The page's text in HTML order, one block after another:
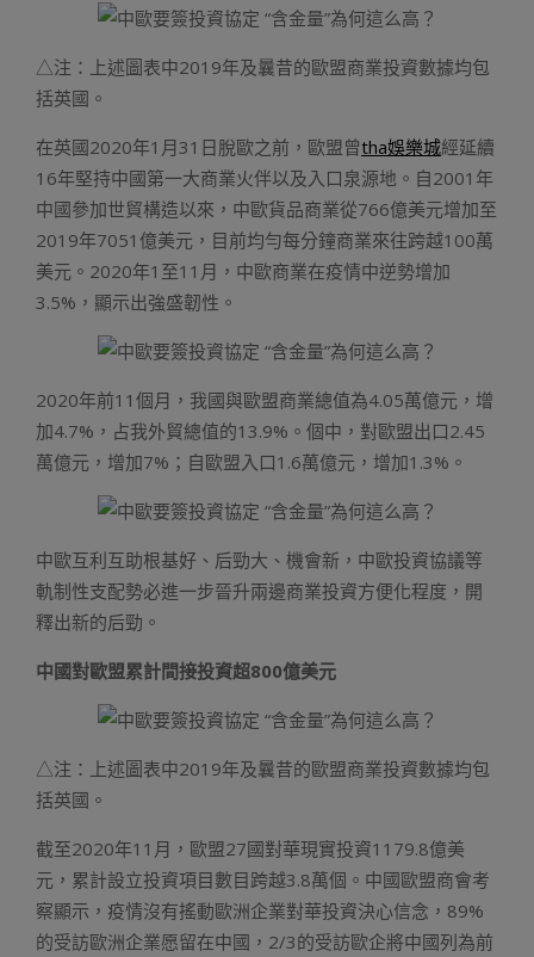
△注：上述圖表中2019年及曩昔的歐盟商業投資數據均包
括英國。
在英國2020年1月31日脫歐之前，歐盟曾tha娛樂城經延續
16年堅持中國第一大商業火伴以及入口泉源地。自2001年
中國參加世貿構造以來，中歐貨品商業從766億美元增加至
2019年7051億美元，目前均勻每分鐘商業來往跨越100萬
美元。2020年1至11月，中歐商業在疫情中逆勢增加
3.5%，顯示出強盛韌性。
2020年前11個月，我國與歐盟商業總值為4.05萬億元，增
加4.7%，占我外貿總值的13.9%。個中，對歐盟出口2.45
萬億元，增加7%；自歐盟入口1.6萬億元，增加1.3%。
中歐互利互助根基好、后勁大、機會新，中歐投資協議等
軌制性支配勢必進一步晉升兩邊商業投資方便化程度，開
釋出新的后勁。
中國對歐盟累計間接投資超800億美元
△注：上述圖表中2019年及曩昔的歐盟商業投資數據均包
括英國。
截至2020年11月，歐盟27國對華現實投資1179.8億美
元，累計設立投資項目數目跨越3.8萬個。中國歐盟商會考
察顯示，疫情沒有搖動歐洲企業對華投資決心信念，89%
的受訪歐洲企業愿留在中國，2/3的受訪歐企將中國列為前